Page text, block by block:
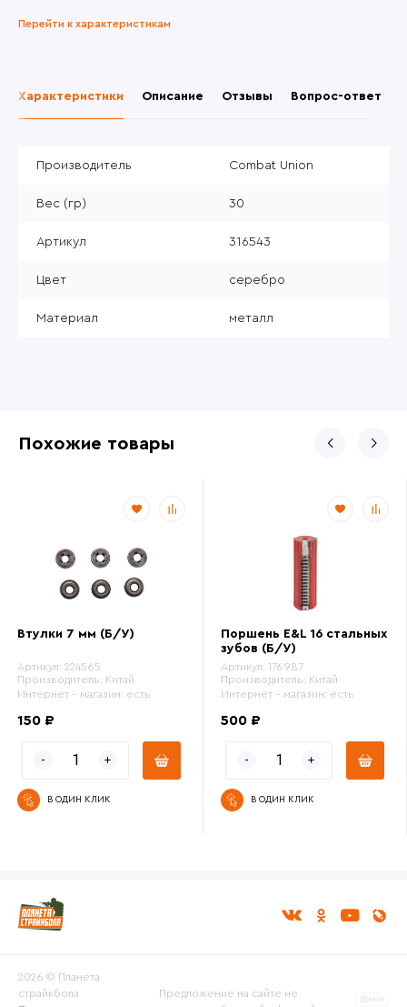
Перейти к характеристикам
Характеристики Описание Отзывы Вопрос-ответ
Производитель Combat Union
Вес (гр) 30
Артикул 316543
Цвет серебро
Материал металл
Похожие товары
Втулки 7 мм (Б/У)
Артикул: 224565
Производитель: Китай
Интернет - магазин: есть
150 ₽
В ОДИН КЛИК
Поршень E&L 16 стальных
зубов (Б/У)
Артикул: 176987
Производитель: Китай
Интернет - магазин: есть
500 ₽
В ОДИН КЛИК
2026 © Планета
страйкбола
Предложение на сайте не